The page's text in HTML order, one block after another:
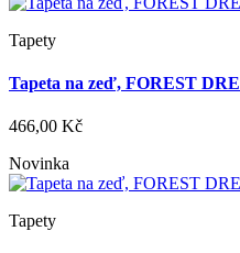
Tapety
Tapeta na zeď, FOREST
466,00 Kč
Novinka
Tapety